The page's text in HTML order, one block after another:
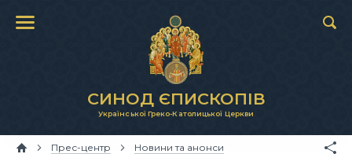
СИНОД ЄПИСКОПІВ
Української Греко-Католицької Церкви
Прес-центр Новини та анонси